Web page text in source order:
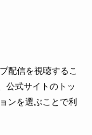
配信を視聴するこ
公式サイトのトッ
ンを選ぶことで利